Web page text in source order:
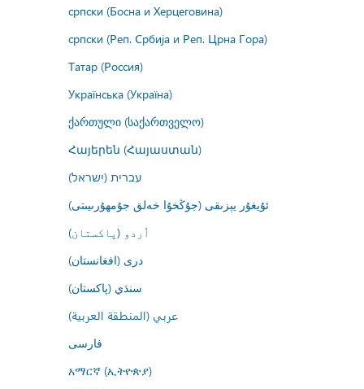
српски (Босна и Херцеговина)
српски (Реп. Србија и Реп. Црна Гора)
Татар (Россия)
Українська (Україна)
ქართული (საქართველო)
Հայերեն (Հայաստան)
עברית (ישראל)
ئۇيغۇر يېزىقى (جۇڭخۇا خەلق جۇمھۇرىيىتى)
اُردو (پاکستان)
درى (افغانستان)
سنڌي (پاکستان)
عربي (المنطقة العربية)
فارسى
አማርኛ (ኢትዮጵያ)